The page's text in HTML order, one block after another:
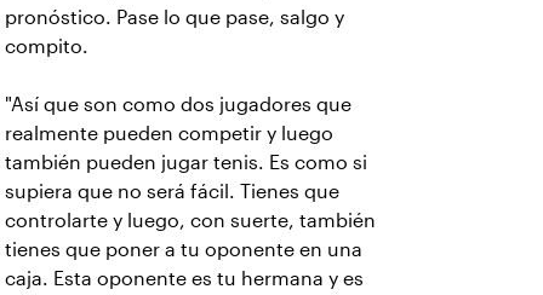
pronóstico. Pase lo que pase, salgo y
compito.
"Así que son como dos jugadores que
realmente pueden competir y luego
también pueden jugar tenis. Es como si
supiera que no será fácil. Tienes que
controlarte y luego, con suerte, también
tienes que poner a tu oponente en una
caja. Esta oponente es tu hermana y es